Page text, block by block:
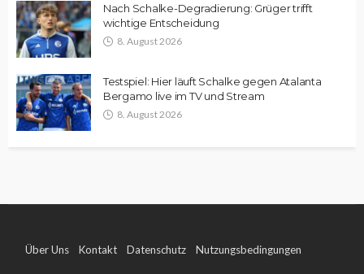
Nach Schalke-Degradierung: Grüger trifft
wichtige Entscheidung
8. August 2026
Testspiel: Hier läuft Schalke gegen Atalanta
Bergamo live im TV und Stream
8. August 2026
Über Uns Kontakt Datenschutz Nutzungsbedingungen